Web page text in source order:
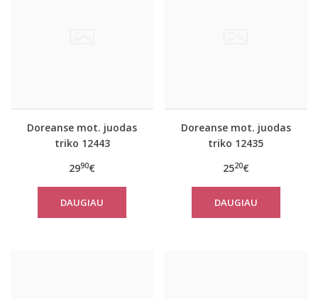
Doreanse mot. juodas
triko 12443
2990€
DAUGIAU
Doreanse mot. juodas
triko 12435
2520€
DAUGIAU